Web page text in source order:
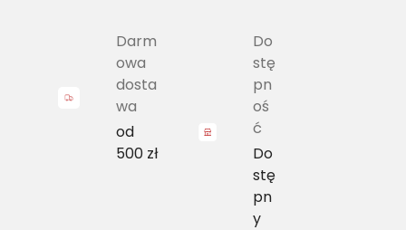
Darm
owa
dosta
wa
od
500 zł
Do
stę
pn
oś
ć
Do
stę
pn
y